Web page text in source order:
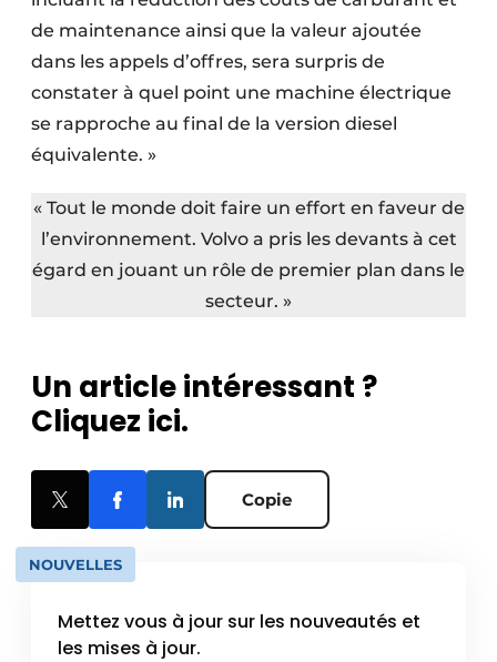
de maintenance ainsi que la valeur ajoutée
dans les appels d’offres, sera surpris de
constater à quel point une machine électrique
se rapproche au final de la version diesel
équivalente. »
« Tout le monde doit faire un effort en faveur de
l’environnement. Volvo a pris les devants à cet
égard en jouant un rôle de premier plan dans le
secteur. »
Un article intéressant ?
Cliquez ici.
Copie
NOUVELLES
Mettez vous à jour sur les nouveautés et
les mises à jour.